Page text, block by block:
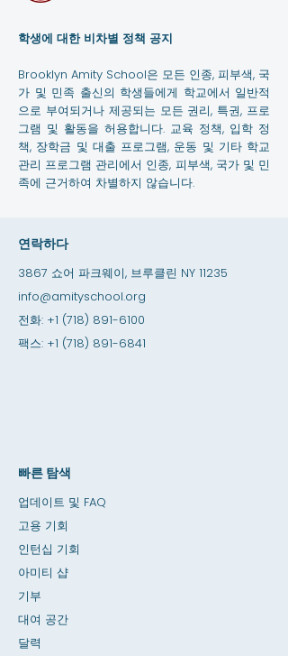
학생에 대한 비차별 정책 공지
Brooklyn Amity School은 모든 인종, 피부색, 국
가 및 민족 출신의 학생들에게 학교에서 일반적
으로 부여되거나 제공되는 모든 권리, 특권, 프로
그램 및 활동을 허용합니다. 교육 정책, 입학 정
책, 장학금 및 대출 프로그램, 운동 및 기타 학교
관리 프로그램 관리에서 인종, 피부색, 국가 및 민
족에 근거하여 차별하지 않습니다.
연락하다
3867 쇼어 파크웨이, 브루클린 NY 11235
info@amityschool.org
전화: +1 (718) 891-6100
팩스: +1 (718) 891-6841
빠른 탐색
업데이트 및 FAQ
고용 기회
인턴십 기회
아미티 샵
기부
대여 공간
달력